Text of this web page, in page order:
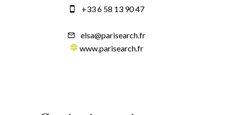
+33 6 58 13 90 47
elsa@parisearch.fr
www.parisearch.fr